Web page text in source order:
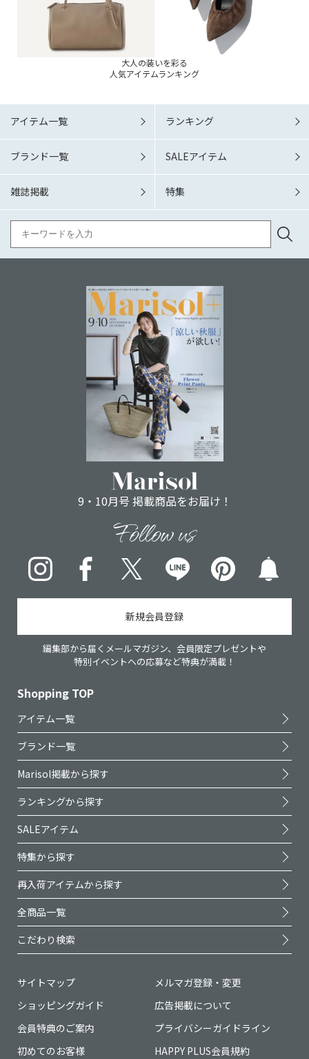
大人の装いを彩る
人気アイテムランキング
アイテム一覧 ランキング
ブランド一覧 SALEアイテム
雑誌掲載 特集
9・10月号 掲載商品をお届け！
Follow us
InstagramFacebookX LINE pinterest
新規会員登録
編集部から届くメールマガジン、会員限定プレゼントや
特別イベントへの応募など特典が満載！
Shopping TOP
アイテム一覧
ブランド一覧
Marisol掲載から探す
ランキングから探す
SALEアイテム
特集から探す
再入荷アイテムから探す
全商品一覧
こだわり検索
サイトマップ
メルマガ登録・変更
ショッピングガイド
広告掲載について
会員特典のご案内
プライバシーガイドライン
初めてのお客様
HAPPY PLUS会員規約